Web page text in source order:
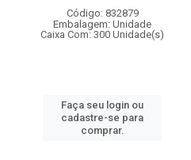
Código: 832879
Embalagem: Unidade
Caixa Com: 300 Unidade(s)
Faça seu login ou
cadastre-se para
comprar.